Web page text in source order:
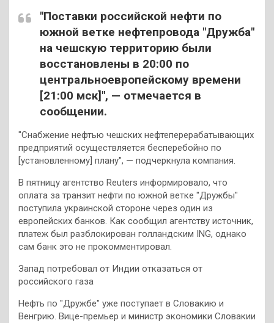
"Поставки российской нефти по
южной ветке нефтепровода "Дружба"
на чешскую территорию были
восстановлены в 20:00 по
центральноевропейскому времени
[21:00 мск]", — отмечается в
сообщении.
"Снабжение нефтью чешских нефтеперерабатывающих
предприятий осуществляется бесперебойно по
[установленному] плану", — подчеркнула компания.
В пятницу агентство Reuters информировало, что
оплата за транзит нефти по южной ветке "Дружбы"
поступила украинской стороне через один из
европейских банков. Как сообщил агентству источник,
платеж был разблокирован голландским ING, однако
сам банк это не прокомментировал.
Запад потребовал от Индии отказаться от
российского газа
Нефть по "Дружбе" уже поступает в Словакию и
Венгрию. Вице-премьер и министр экономики Словакии